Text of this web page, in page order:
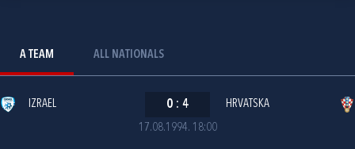
A TEAM ALL NATIONALS
17.08.1994. 18:00
IZRAEL 0 : 4 HRVATSKA